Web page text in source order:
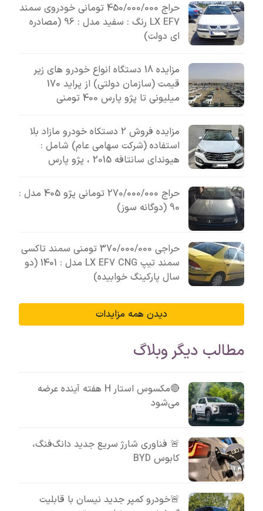
حراج 450/000/000 تومانی خودروی سمند
LX EF7 رنگ : سفید مدل : 96 (مصادره
ای دولت)
مزایده 18 دستگاه انواع خودرو های زیر
قیمت (سازمان دولتی) از پراید 170
میلیونی تا پژو پارس 400 تومنی
مزایده فروش 2 دستکاه خودرو مازاد بلا
استفاده (شرکت سهامی عام) شامل :
هیوندای سانتافه 2015 ، پژو پارس
حراج 270/000/000 تومانی پژو 405 مدل :
90 (دوگانه سوز)
حراجی 370/000/000 تومنی سمند تاکسی
سمند تیپ LX EF7 CNG مدل : 1401 (دو
سال پارکینگ خوابیده)
دیدن همه مزایدات
مطالب دیگر وبلاگ
🔴مکسوس استار H هفته آینده عرضه
می‌شود
🚨 فناوری شارژ سریع جدید دانگ‌فنگ،
کابوس BYD
🚨خودرو کمپر جدید نیسان با قابلیت